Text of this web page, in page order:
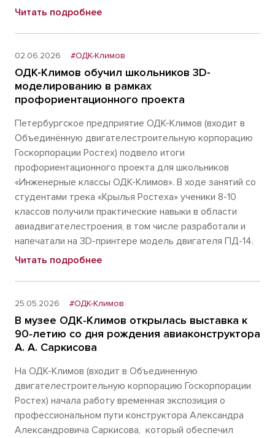
Читать подробнее
02.06.2026 #ОДК-Климов
ОДК-Климов обучил школьников 3D-
моделированию в рамках
профориентационного проекта
Петербургское предприятие ОДК-Климов (входит в
Объединённую двигателестроительную корпорацию
Госкорпорации Ростех) подвело итоги
профориентационного проекта для школьников
«Инженерные классы ОДК-Климов». В ходе занятий со
студентами трека «Крылья Ростеха» ученики 8-10
классов получили практические навыки в области
авиадвигателестроения, в том числе разработали и
напечатали на 3D-принтере модель двигателя ПД-14.
Читать подробнее
25.05.2026 #ОДК-Климов
В музее ОДК‑Климов открылась выставка к
90‑летию со дня рождения авиаконструктора
А. А. Саркисова
На ОДК-Климов (входит в Объединенную
двигателестроительную корпорацию Госкорпорации
Ростех) начала работу временная экспозиция о
профессиональном пути конструктора Александра
Александровича Саркисова, который обеспечил